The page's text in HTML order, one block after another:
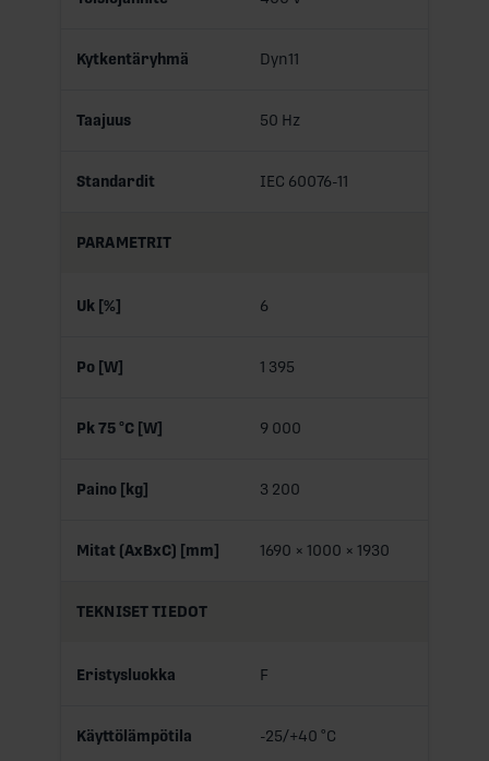
Kytkentäryhmä Dyn11
Taajuus 50 Hz
Standardit IEC 60076-11
PARAMETRIT
Uk [%] 6
Po [W] 1 395
Pk 75 °C [W] 9 000
Paino [kg] 3 200
Mitat (AxBxC) [mm] 1690 × 1000 × 1930
TEKNISET TIEDOT
Eristysluokka F
Käyttölämpötila -25/+40 °C